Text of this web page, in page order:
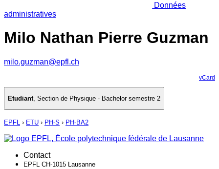
Données
administratives
Milo Nathan Pierre Guzman
milo.guzman@epfl.ch
vCard
Etudiant, Section de Physique - Bachelor semestre 2
EPFL › ETU › PH-S › PH-BA2
Contact
EPFL CH-1015 Lausanne